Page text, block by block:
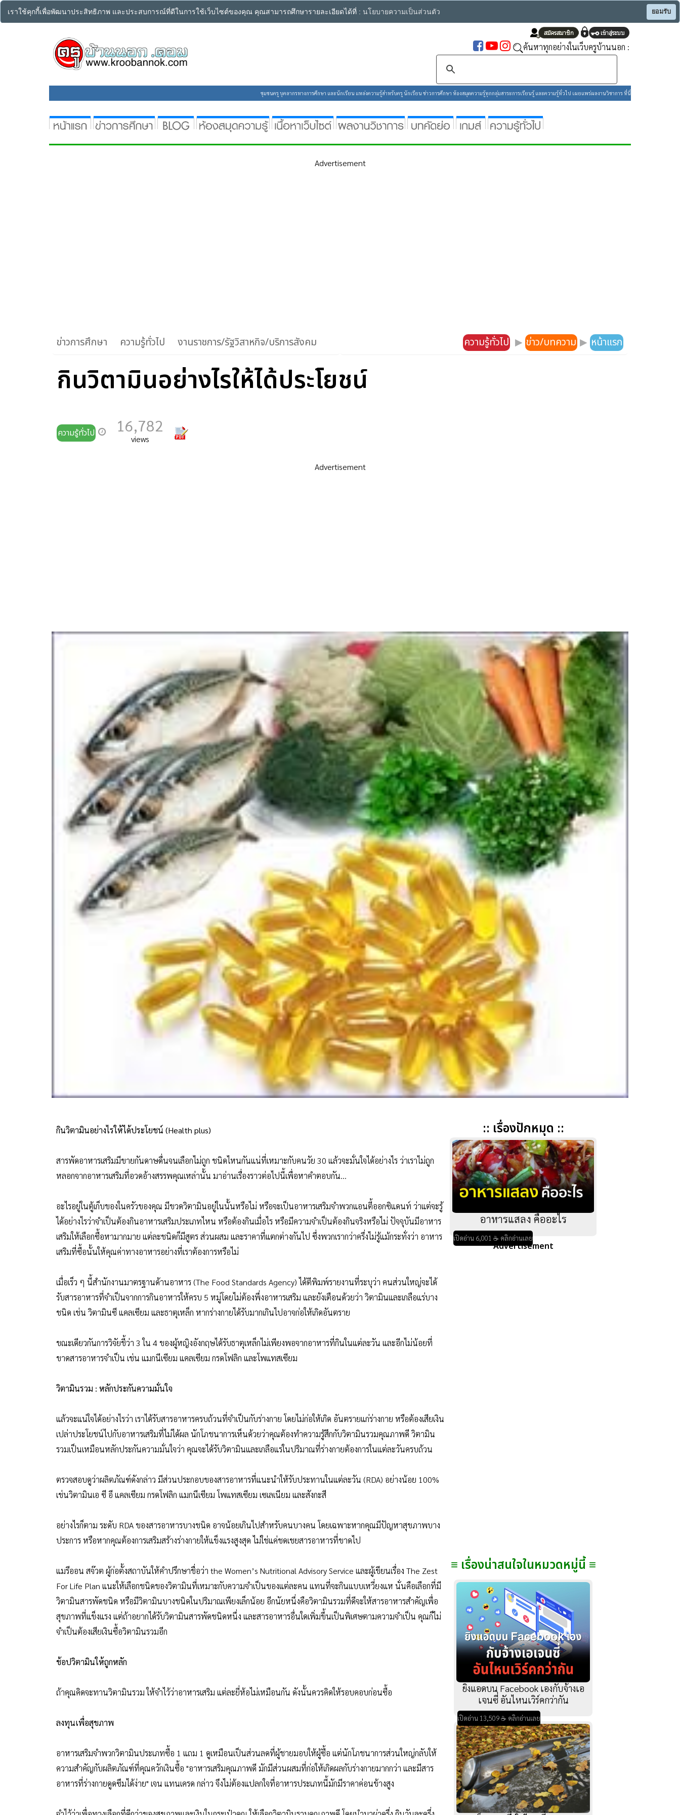
เราใช้คุกกี้เพื่อพัฒนาประสิทธิภาพ และประสบการณ์ที่ดีในการใช้เว็บไซต์ของคุณ คุณสามารถศึกษารายละเอียดได้ที่ : นโยบายความเป็นส่วนตัว ยอมรับ
ค้นหาทุกอย่างในเว็บครูบ้านนอก :
ชุมชนครู บุคลากรทางการศึกษา และนักเรียน แหล่งความรู้สำหรับครู นักเรียน ข่าวการศึกษา ห้องสมุดความรู้ทุกกลุ่มสาระการเรียนรู้ และความรู้ทั่วไป เผยแพร่ผลงานวิชาการ ที่นี่
Advertisement
ข่าวการศึกษา ความรู้ทั่วไป งานราชการ/รัฐวิสาหกิจ/บริการสังคม ความรู้ทั่วไป ▶ ข่าว/บทความ ▶ หน้าแรก
กินวิตามินอย่างไรให้ได้ประโยชน์
ความรู้ทั่วไป 16,782
views
Advertisement
กินวิตามินอย่างไรให้ได้ประโยชน์ (Health plus)
สารพัดอาหารเสริมมีขายกันดาษดื่นจนเลือกไม่ถูก ชนิดไหนกันแน่ที่เหมาะกับคนวัย 30 แล้วจะมั่นใจได้อย่างไร ว่าเราไม่ถูก
หลอกจากอาหารเสริมที่อวดอ้างสรรพคุณเหล่านั้น มาอ่านเรื่องราวต่อไปนี้เพื่อหาคำตอบกัน...
อะไรอยู่ในตู้เก็บของในครัวของคุณ มีขวดวิตามินอยู่ในนั้นหรือไม่ หรือจะเป็นอาหารเสริมจำพวกแอนตี้ออกซิแดนท์ ว่าแต่จะรู้
ได้อย่างไรว่าจำเป็นต้องกินอาหารเสริมประเภทไหน หรือต้องกินเมื่อไร หรือมีความจำเป็นต้องกินจริงหรือไม่ ปัจจุบันมีอาหาร
เสริมให้เลือกซื้อหามากมาย แต่ละชนิดก็มีสูตร ส่วนผสม และราคาที่แตกต่างกันไป ซึ่งพวกเรากว่าครึ่งไม่รู้แม้กระทั่งว่า อาหาร
เสริมที่ซื้อนั้นให้คุณค่าทางอาหารอย่างที่เราต้องการหรือไม่
เมื่อเร็ว ๆ นี้สำนักงานมาตรฐานด้านอาหาร (The Food Standards Agency) ได้ตีพิมพ์รายงานที่ระบุว่า คนส่วนใหญ่จะได้
รับสารอาหารที่จำเป็นจากการกินอาหารให้ครบ 5 หมู่โดยไม่ต้องพึ่งอาหารเสริม และยังเตือนด้วยว่า วิตามินและเกลือแร่บาง
ชนิด เช่น วิตามินซี แคลเซียม และธาตุเหล็ก หากร่างกายได้รับมากเกินไปอาจก่อให้เกิดอันตราย
ขณะเดียวกันการวิจัยชี้ว่า 3 ใน 4 ของผู้หญิงอังกฤษได้รับธาตุเหล็กไม่เพียงพอจากอาหารที่กินในแต่ละวัน และอีกไม่น้อยที่
ขาดสารอาหารจำเป็น เช่น แมกนีเซียม แคลเซียม กรดโฟลิก และโพแทสเซียม
วิตามินรวม : หลักประกันความมั่นใจ
แล้วจะแน่ใจได้อย่างไรว่า เราได้รับสารอาหารครบถ้วนที่จำเป็นกับร่างกาย โดยไม่ก่อให้เกิด อันตรายแก่ร่างกาย หรือต้องเสียเงิน
เปล่าประโยชน์ไปกับอาหารเสริมที่ไม่ได้ผล นักโภชนาการเห็นด้วยว่าคุณต้องทำความรู้สึกกับวิตามินรวมคุณภาพดี วิตามิน
รวมเป็นเหมือนหลักประกันความมั่นใจว่า คุณจะได้รับวิตามินและเกลือแร่ในปริมาณที่ร่างกายต้องการในแต่ละวันครบถ้วน
ตรวจสอบดูว่าผลิตภัณฑ์ดังกล่าว มีส่วนประกอบของสารอาหารที่แนะนำให้รับประทานในแต่ละวัน (RDA) อย่างน้อย 100%
เช่นวิตามินเอ ซี อี แคลเซียม กรดโฟลิก แมกนีเซียม โพแทสเซียม เซเลเนียม และสังกะสี
อย่างไรก็ตาม ระดับ RDA ของสารอาหารบางชนิด อาจน้อยเกินไปสำหรับคนบางคน โดยเฉพาะหากคุณมีปัญหาสุขภาพบาง
ประการ หรือหากคุณต้องการเสริมสร้างร่างกายให้แข็งแรงสูงสุด ไม่ใช่แค่ชดเชยสารอาหารที่ขาดไป
แมรีออน สจ๊วต ผู้ก่อตั้งสถาบันให้คำปรึกษาชื่อว่า the Women’s Nutritional Advisory Service และผู้เขียนเรื่อง The Zest
For Life Plan แนะให้เลือกชนิดของวิตามินที่เหมาะกับความจำเป็นของแต่ละคน แทนที่จะกินแบบเหวี่ยงแห นั่นคือเลือกที่มี
วิตามินสารพัดชนิด หรือมีวิตามินบางชนิดในปริมาณเพียงเล็กน้อย อีกนัยหนึ่งคือวิตามินรวมที่ดีจะให้สารอาหารสำคัญเพื่อ
สุขภาพที่แข็งแรง แต่ถ้าอยากได้รับวิตามินสารพัดชนิดหนึ่ง และสารอาหารอื่นใดเพิ่มขึ้นเป็นพิเศษตามความจำเป็น คุณก็ไม่
จำเป็นต้องเสียเงินซื้อวิตามินรวมอีก
ช้อปวิตามินให้ถูกหลัก
ถ้าคุณคิดจะทานวิตามินรวม ให้จำไว้ว่าอาหารเสริม แต่ละยี่ห้อไม่เหมือนกัน ดังนั้นควรคิดให้รอบคอบก่อนซื้อ
ลงทุนเพื่อสุขภาพ
อาหารเสริมจำพวกวิตามินประเภทซื้อ 1 แถม 1 ดูเหมือนเป็นส่วนลดที่ผู้ชายมอบให้ผู้ซื้อ แต่นักโภชนาการส่วนใหญ่กลับให้
ความสำคัญกับผลิตภัณฑ์ที่คุณควักเงินซื้อ "อาหารเสริมคุณภาพดี มักมีส่วนผสมที่ก่อให้เกิดผลกับร่างกายมากกว่า และมีสาร
อาหารที่ร่างกายดูดซึมได้ง่าย" เจน แทนเครด กล่าว จึงไม่ต้องแปลกใจที่อาหารประเภทนี้มักมีราคาค่อนข้างสูง
:: เรื่องปักหมุด ::
อาหารแสลง คืออะไร
เปิดอ่าน 6,001 ☕ คลิกอ่านเลย
Advertisement
≡ เรื่องน่าสนใจในหมวดหมู่นี้ ≡
ยิงแอดบน Facebook เองกับจ้างเอ
เจนซี่ อันไหนเวิร์คกว่ากัน
เปิดอ่าน 13,509 ☕ คลิกอ่านเลย